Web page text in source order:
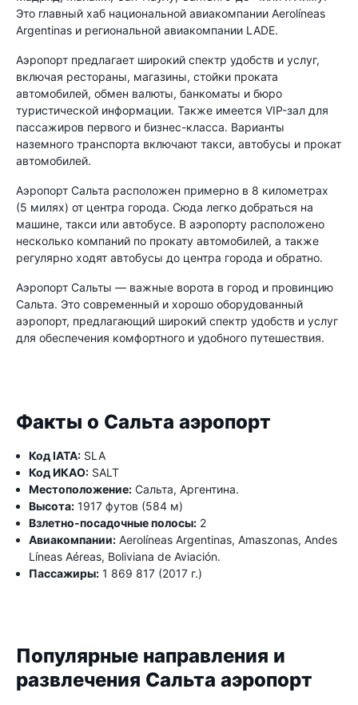
Это главный хаб национальной авиакомпании Aerolíneas
Argentinas и региональной авиакомпании LADE.
Аэропорт предлагает широкий спектр удобств и услуг,
включая рестораны, магазины, стойки проката
автомобилей, обмен валюты, банкоматы и бюро
туристической информации. Также имеется VIP-зал для
пассажиров первого и бизнес-класса. Варианты
наземного транспорта включают такси, автобусы и прокат
автомобилей.
Аэропорт Сальта расположен примерно в 8 километрах
(5 милях) от центра города. Сюда легко добраться на
машине, такси или автобусе. В аэропорту расположено
несколько компаний по прокату автомобилей, а также
регулярно ходят автобусы до центра города и обратно.
Аэропорт Сальты — важные ворота в город и провинцию
Сальта. Это современный и хорошо оборудованный
аэропорт, предлагающий широкий спектр удобств и услуг
для обеспечения комфортного и удобного путешествия.
Факты о Сальта аэропорт
Код IATA: SLA
Код ИКАО: SALT
Местоположение: Сальта, Аргентина.
Высота: 1917 футов (584 м)
Взлетно-посадочные полосы: 2
Авиакомпании: Aerolíneas Argentinas, Amaszonas, Andes
Líneas Aéreas, Boliviana de Aviación.
Пассажиры: 1 869 817 (2017 г.)
Популярные направления и
развлечения Сальта аэропорт